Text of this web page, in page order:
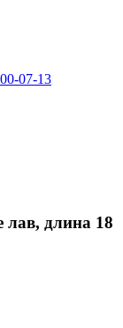
07-13
лав, длина 18